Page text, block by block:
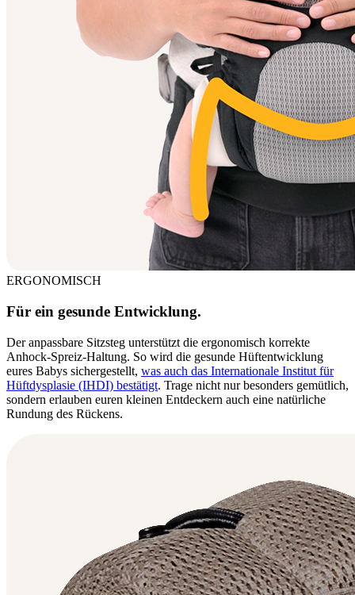
ERGONOMISCH
Für ein gesunde Entwicklung.
Der anpassbare Sitzsteg unterstützt die ergonomisch korrekte
Anhock-Spreiz-Haltung. So wird die gesunde Hüftentwicklung
eures Babys sichergestellt, was auch das Internationale Institut für
Hüftdysplasie (IHDI) bestätigt. Trage nicht nur besonders gemütlich,
sondern erlauben euren kleinen Entdeckern auch eine natürliche
Rundung des Rückens.